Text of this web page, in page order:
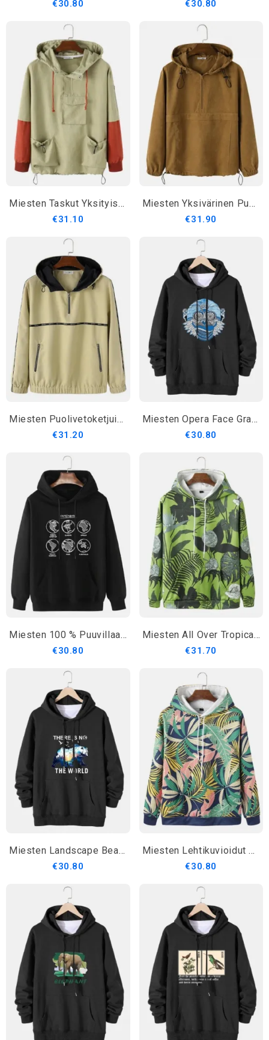
€30.80 €30.80
Miesten Taskut Yksityiskohdat Kontrasti Väri Puolivetoketjuinen Huppari Kannettava Tuulitakki
€31.10
Miesten Yksivärinen Puolivetoketjuinen Kiristysnyörillinen Helmahuppari Jossa Kengurutasku
€31.90
Miesten Puolivetoketjuinen Joustava Helma Rento Urheilullinen Puserohuppari
€31.20
Miesten Opera Face Graafiset Puuvillaiset Hupparit Joissa On Kengurutasku
€30.80
Miesten 100 % Puuvillaa Karttapainattavat Kangaroo Pocket Drop Olkahupparit
€30.80
Miesten All Over Tropical Plant Hupparit Joissa On Kiristysnyörillinen Kengurutasku
€31.70
Miesten Landscape Bear Print Puuvillainen Kiristysnyörillinen Rento Villapaita
€30.80
Miesten Lehtikuvioidut Kiristysnyörilliset Hupparit Joissa On Tasku
€30.80